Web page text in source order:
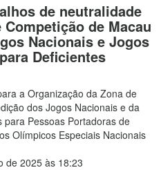
de neutralidade
de Macau
Nacionais e Jogos
Deficientes
a Organização da Zona de
dos Jogos Nacionais e da
para Pessoas Portadoras de
Olímpicos Especiais Nacionais
de 2025 às 18:23